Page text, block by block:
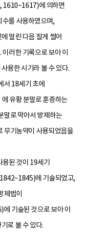
1610~1617)에 의하면
를 사용하였으며,
말린 다음 잘게 썰어
러한 기록으로 보아 이
용한 시기라 볼 수 있다.
서 18세기 초에
유황 분말로 훈증하는
말로 막아서 방제하는
무기농약이 사용되었음을
된 것이 19세기
에 기술되었고,
제법이
기술된 것으로 보아 이
로 볼 수 있다.